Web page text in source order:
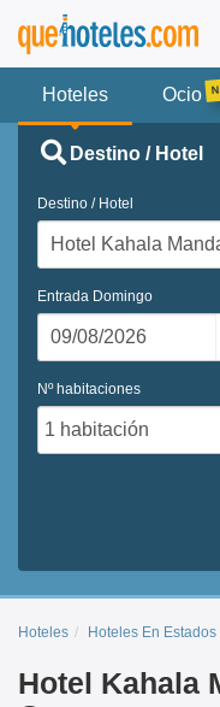
Hoteles Ocio
Destino / Hotel
Destino / Hotel
Entrada Domingo
Nº habitaciones
Hoteles Hoteles En
Hotel Kahala